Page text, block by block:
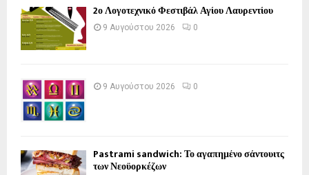
2ο Λογοτεχνικό Φεστιβάλ Αγίου Λαυρεντίου
9 Αυγούστου 2026 0
9 Αυγούστου 2026 0
Pastrami sandwich: Το αγαπημένο σάντουιτς
των Νεοϋορκέζων